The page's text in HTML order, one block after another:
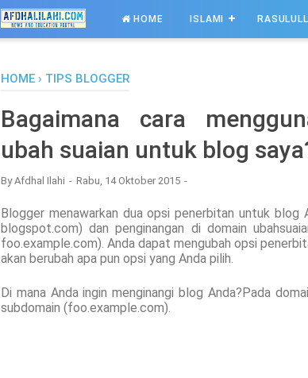
HOME ISLAMI
HOME › TIPS BLOGGER
Bagaimana cara
ubah suaian untuk blog
ByAfdhal Ilahi Rabu, 14 Oktober 2015
Blogger menawarkan dua opsi penerbitan untuk blog
blogspot.com) dan penginangan di domain
foo.example.com). Anda dapat mengubah opsi
akan berubah apa pun opsi yang Anda pilih.
Di mana Anda ingin menginangi blog Anda?Pada
subdomain (foo.example.com).